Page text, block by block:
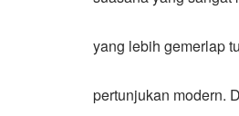
yang lebih gemerlap
pertunjukan modern.